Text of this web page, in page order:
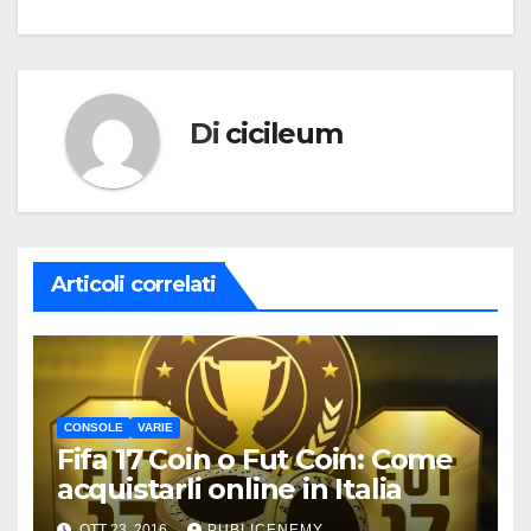
Di cicileum
Articoli correlati
CONSOLE VARIE
Fifa 17 Coin o Fut Coin: Come
acquistarli online in Italia